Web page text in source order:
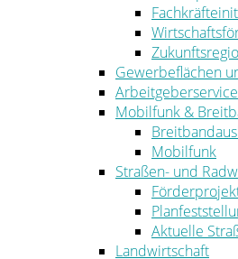
Gewerbeflächen
Arbeitgeberservice
Mobilfunk &
Mobilfunk
Straßen- und
Aktuelle
Landwirtschaft